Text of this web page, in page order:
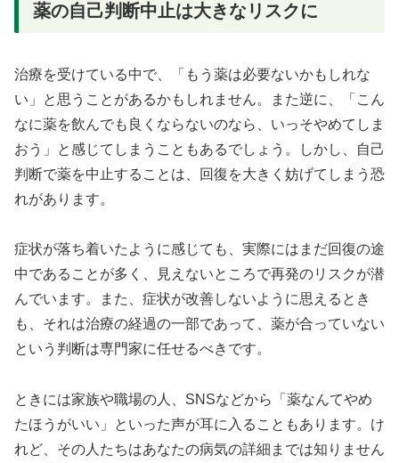
薬の自己判断中止は大きなリスクに
治療を受けている中で、「もう薬は必要ないかもしれな
い」と思うことがあるかもしれません。また逆に、「こん
なに薬を飲んでも良くならないのなら、いっそやめてしま
おう」と感じてしまうこともあるでしょう。しかし、自己
判断で薬を中止することは、回復を大きく妨げてしまう恐
れがあります。
症状が落ち着いたように感じても、実際にはまだ回復の途
中であることが多く、見えないところで再発のリスクが潜
んでいます。また、症状が改善しないように思えるとき
も、それは治療の経過の一部であって、薬が合っていない
という判断は専門家に任せるべきです。
ときには家族や職場の人、SNSなどから「薬なんてやめ
たほうがいい」といった声が耳に入ることもあります。け
れど、その人たちはあなたの病気の詳細までは知りません